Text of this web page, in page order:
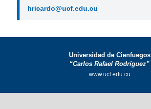
hricardo@ucf.edu.cu
Universidad de Cienfuegos
“Carlos Rafael Rodríguez”
www.ucf.edu.cu